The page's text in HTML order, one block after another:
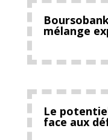
mélange
Le
face aux